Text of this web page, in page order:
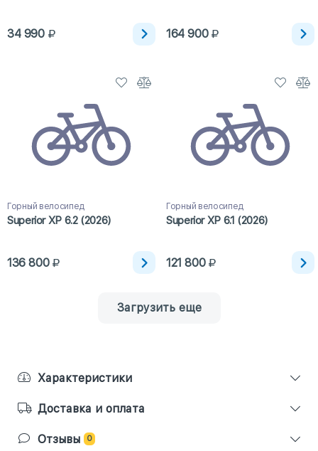
34 990 164 900
Горный велосипед
Superior XP 6.2 (2026)
136 800
Горный велосипед
Superior XP 6.1 (2026)
121 800
Загрузить еще
Характеристики
Доставка и оплата
Отзывы 0